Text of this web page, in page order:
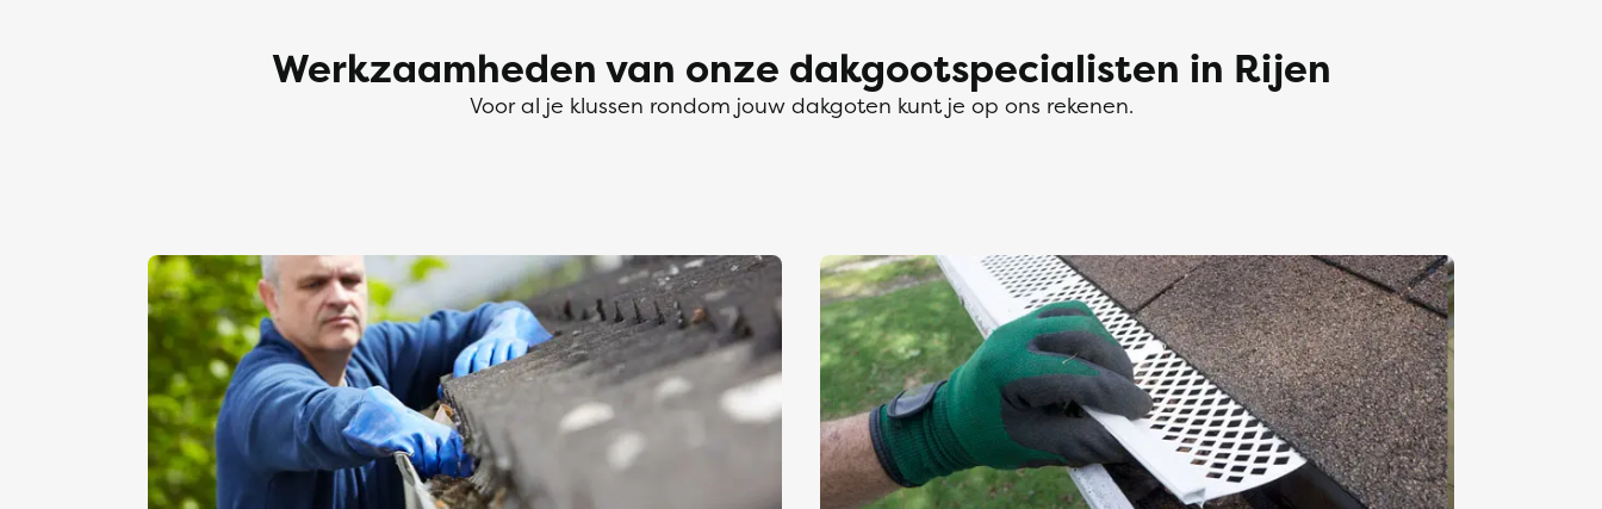
Werkzaamheden van onze dakgootspecialisten in Rijen
Voor al je klussen rondom jouw dakgoten kunt je op ons rekenen.